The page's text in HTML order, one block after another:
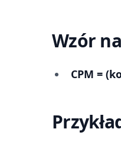
Wzór
CPM =